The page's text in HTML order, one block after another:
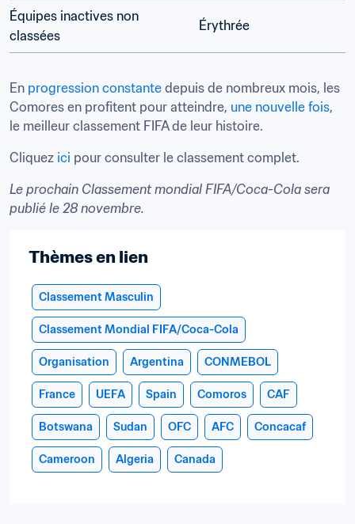
Équipes inactives non
classées
Érythrée
En progression constante depuis de nombreux mois, les
Comores en profitent pour atteindre, une nouvelle fois,
le meilleur classement FIFA de leur histoire.
Cliquez ici pour consulter le classement complet.
Le prochain Classement mondial FIFA/Coca-Cola sera
publié le 28 novembre.
Thèmes en lien
Classement Masculin
Classement Mondial FIFA/Coca-Cola
Organisation Argentina CONMEBOL
France UEFA Spain Comoros CAF
Botswana Sudan OFC AFC Concacaf
Cameroon Algeria Canada